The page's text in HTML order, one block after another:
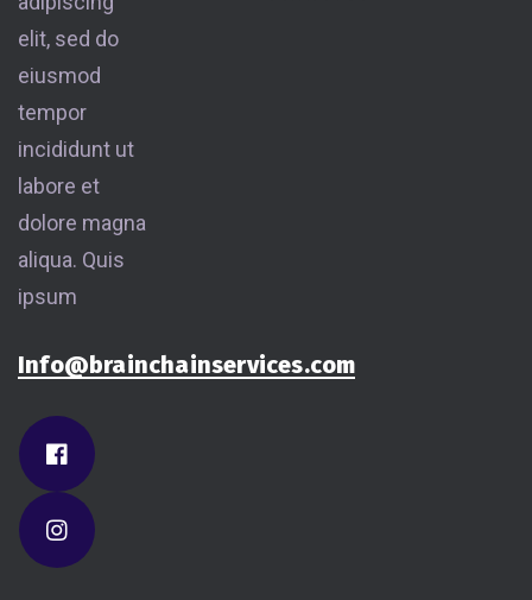
elit, sed do
eiusmod
tempor
incididunt ut
labore et
dolore magna
aliqua. Quis
ipsum
Info@brainchainservices.com